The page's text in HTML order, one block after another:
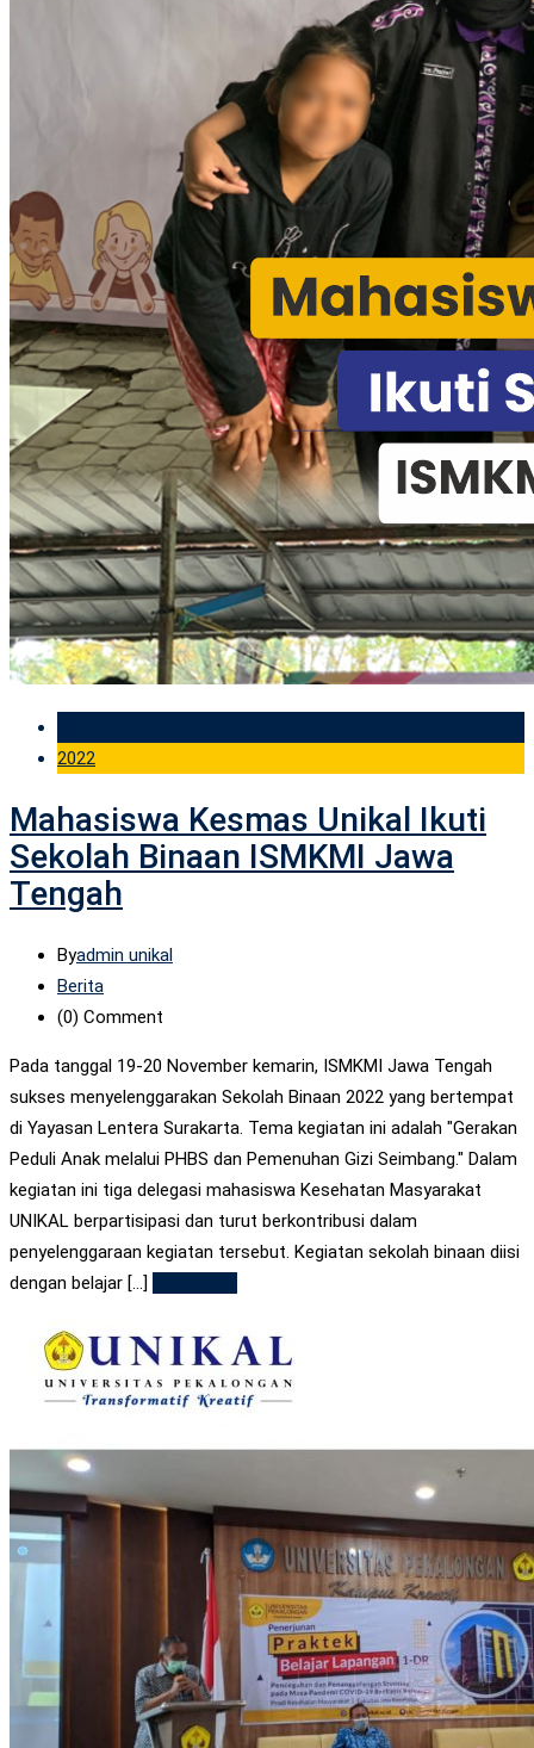
2022
Mahasiswa Kesmas Unikal Ikuti
Sekolah Binaan ISMKMI Jawa
Tengah
Byadmin unikal
Berita
(0) Comment
Pada tanggal 19-20 November kemarin, ISMKMI Jawa Tengah
sukses menyelenggarakan Sekolah Binaan 2022 yang bertempat
di Yayasan Lentera Surakarta. Tema kegiatan ini adalah "Gerakan
Peduli Anak melalui PHBS dan Pemenuhan Gizi Seimbang." Dalam
kegiatan ini tiga delegasi mahasiswa Kesehatan Masyarakat
UNIKAL berpartisipasi dan turut berkontribusi dalam
penyelenggaraan kegiatan tersebut. Kegiatan sekolah binaan diisi
dengan belajar [...]